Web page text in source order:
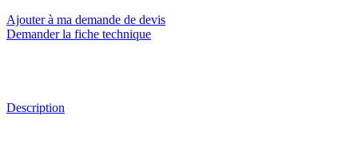
Ajouter à ma demande de devis
Demander la fiche technique
Description